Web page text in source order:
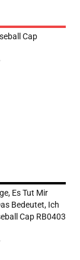
Cap
Es Tut Mir
Bedeutet, Ich
Cap RB0403